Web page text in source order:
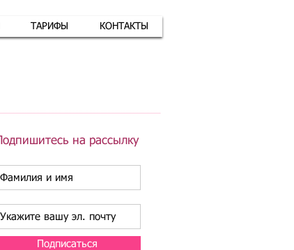
ТАРИФЫ КОНТАКТЫ
Подпишитесь на рассылку
Подписаться